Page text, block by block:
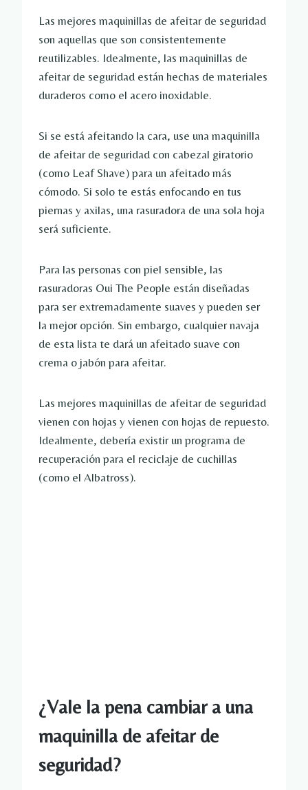
Las mejores maquinillas de afeitar de seguridad
son aquellas que son consistentemente
reutilizables. Idealmente, las maquinillas de
afeitar de seguridad están hechas de materiales
duraderos como el acero inoxidable.
Si se está afeitando la cara, use una maquinilla
de afeitar de seguridad con cabezal giratorio
(como Leaf Shave) para un afeitado más
cómodo. Si solo te estás enfocando en tus
piernas y axilas, una rasuradora de una sola hoja
será suficiente.
Para las personas con piel sensible, las
rasuradoras Oui The People están diseñadas
para ser extremadamente suaves y pueden ser
la mejor opción. Sin embargo, cualquier navaja
de esta lista te dará un afeitado suave con
crema o jabón para afeitar.
Las mejores maquinillas de afeitar de seguridad
vienen con hojas y vienen con hojas de repuesto.
Idealmente, debería existir un programa de
recuperación para el reciclaje de cuchillas
(como el Albatross).
¿Vale la pena cambiar a una
maquinilla de afeitar de
seguridad?